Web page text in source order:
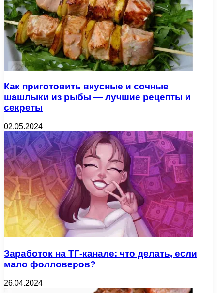
Как приготовить вкусные и сочные
шашлыки из рыбы — лучшие рецепты и
секреты
02.05.2024
Заработок на ТГ-канале: что делать, если
мало фолловеров?
26.04.2024